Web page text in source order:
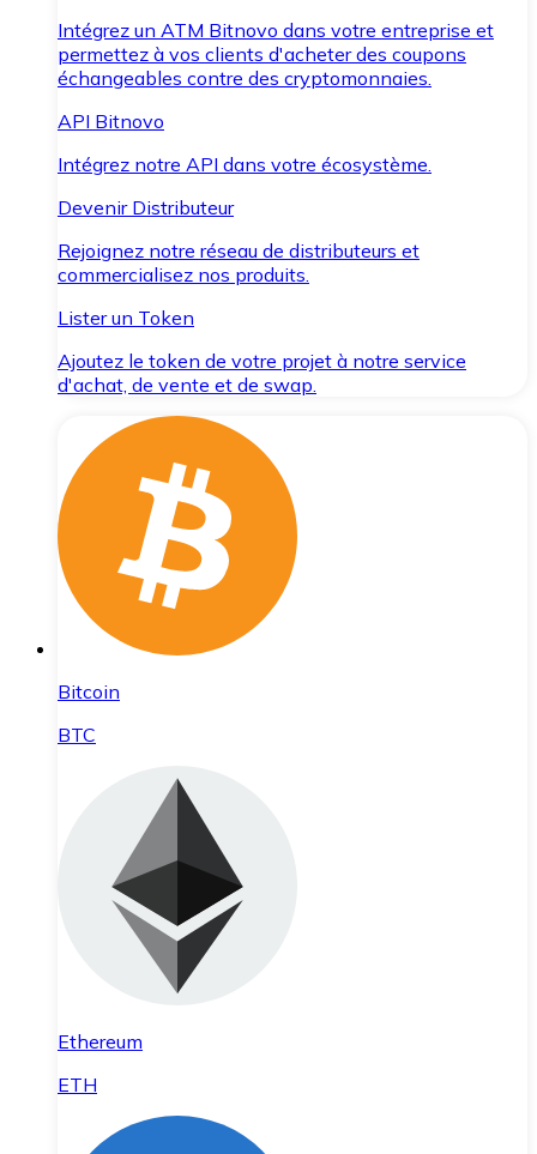
Intégrez un ATM Bitnovo dans votre entreprise et
permettez à vos clients d'acheter des coupons
échangeables contre des cryptomonnaies.
API Bitnovo
Intégrez notre API dans votre écosystème.
Devenir Distributeur
Rejoignez notre réseau de distributeurs et
commercialisez nos produits.
Lister un Token
Ajoutez le token de votre projet à notre service
d'achat, de vente et de swap.
Bitcoin
BTC
Ethereum
ETH